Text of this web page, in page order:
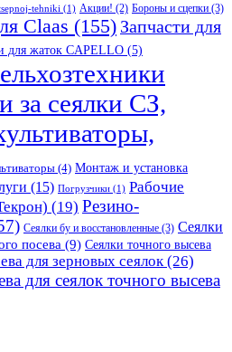
tehniki (1) Акции! (2) Бороны и сцепки (3)
Claas (155) Запчасти для
для жаток CAPELLO (5)
за сеялки СЗ,
(4) Монтаж и установка
(15) Погрузчики (1) Рабочие
(19) Резино-
Сеялки бу и восстановленные (3) Сеялки
посева (9) Сеялки точного высева
для зерновых сеялок (26)
для сеялок точного высева